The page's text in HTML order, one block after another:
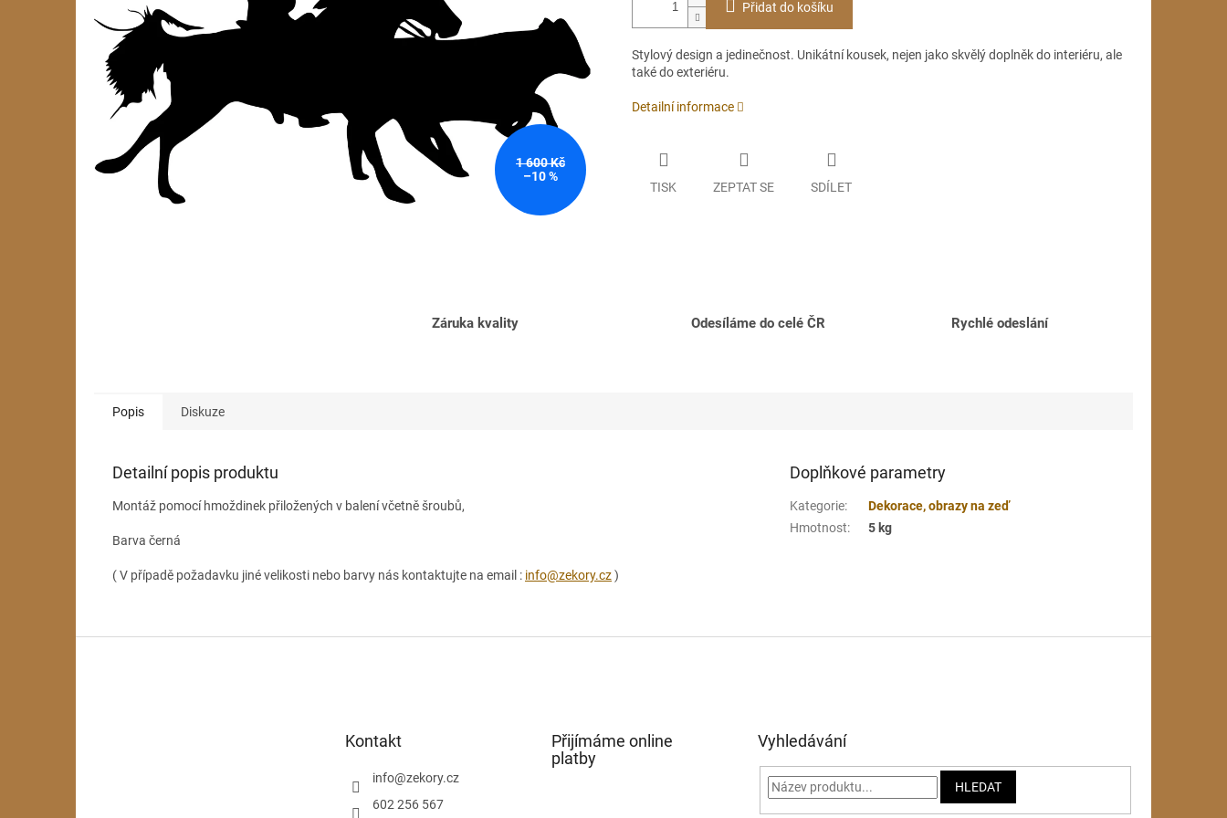
1 600 Kč
–10 %
Přidat do košíku
Stylový design a jedinečnost. Unikátní kousek, nejen jako skvělý doplněk do interiéru, ale
také do exteriéru.
Detailní informace
TISK ZEPTAT SE SDÍLET
Záruka kvality Odesíláme do celé ČR Rychlé odeslání
Popis Diskuze
Detailní popis produktu
Montáž pomocí hmoždinek přiložených v balení včetně šroubů,
Barva černá
( V případě požadavku jiné velikosti nebo barvy nás kontaktujte na email : info@zekory.cz)
Doplňkové parametry
Kategorie:
Dekorace, obrazy na zeď
Hmotnost: 5 kg
Kontakt
info@zekory.cz
602 256 567
Přijímáme online
platby
Vyhledávání
HLEDAT